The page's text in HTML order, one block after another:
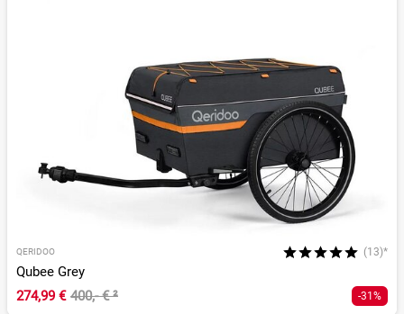
QERIDOO (13)*
Qubee Grey
274,99 € 400,- €² -31%